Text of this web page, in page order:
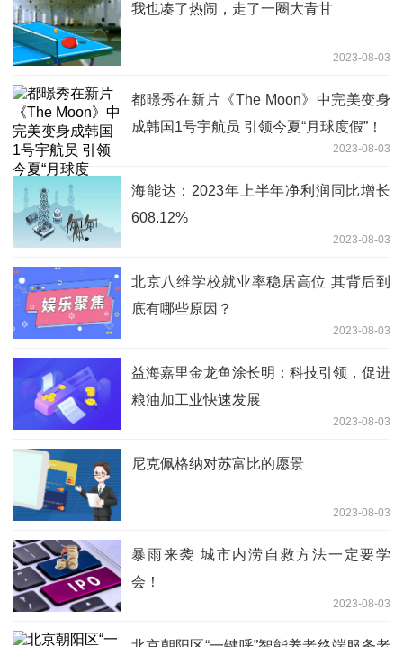
我也凑了热闹，走了一圈大青甘
2023-08-03
都暻秀在新片《The Moon》中完美变身
成韩国1号宇航员 引领今夏“月球度假”！
2023-08-03
海能达：2023年上半年净利润同比增长
608.12%
2023-08-03
北京八维学校就业率稳居高位 其背后到
底有哪些原因？
2023-08-03
益海嘉里金龙鱼涂长明：科技引领，促进
粮油加工业快速发展
2023-08-03
尼克佩格纳对苏富比的愿景
2023-08-03
暴雨来袭 城市内涝自救方法一定要学
会！
2023-08-03